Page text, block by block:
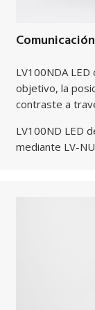
LV100NDA
objetivo, la
contraste a
LV100ND LED
mediante LV-